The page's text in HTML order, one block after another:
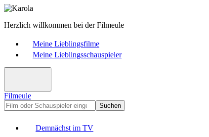
Herzlich willkommen bei der Filmeule
Meine Lieblingsfilme
Meine Lieblingsschauspieler
Filmeule
Suchen
Demnächst im TV